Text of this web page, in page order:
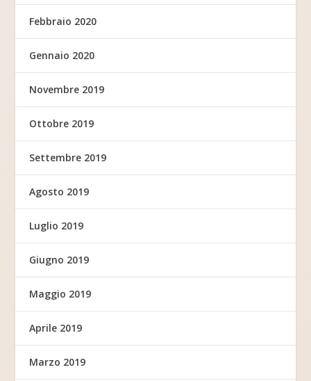
Febbraio 2020
Gennaio 2020
Novembre 2019
Ottobre 2019
Settembre 2019
Agosto 2019
Luglio 2019
Giugno 2019
Maggio 2019
Aprile 2019
Marzo 2019